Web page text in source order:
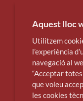
Aquest lloc
Utilitzem
l’experiència
navegació al
“Acceptar totes
que voleu
les cookies